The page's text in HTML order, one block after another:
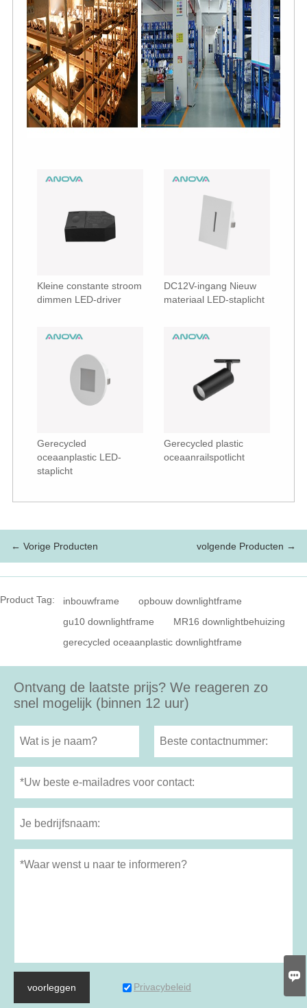
Kleine constante stroom
dimmen LED-driver
DC12V-ingang Nieuw
materiaal LED-staplicht
Gerecycled
oceaanplastic LED-
staplicht
Gerecycled plastic
oceaanrailspotlicht
← Vorige Producten volgende Producten →
Product Tag: inbouwframe
opbouw downlightframe
gu10 downlightframe
MR16 downlightbehuizing
gerecycled oceaanplastic downlightframe
Ontvang de laatste prijs? We reageren zo
snel mogelijk (binnen 12 uur)
voorleggen Privacybeleid
